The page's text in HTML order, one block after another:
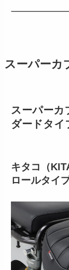
スーパーカ
スーパーカ
ダードタイ
キタコ（
ロールタイ